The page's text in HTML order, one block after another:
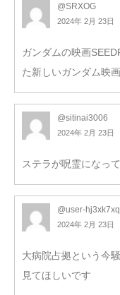
@SRXOG
2024年 2月 23日
ガンダムの映画
た新しいガンダム映
@sitinai3006
2024年 2月 23日
ステラが呪霊になっ
@user-
2024年 2月 23日
大病院占拠という今
見てほしいです